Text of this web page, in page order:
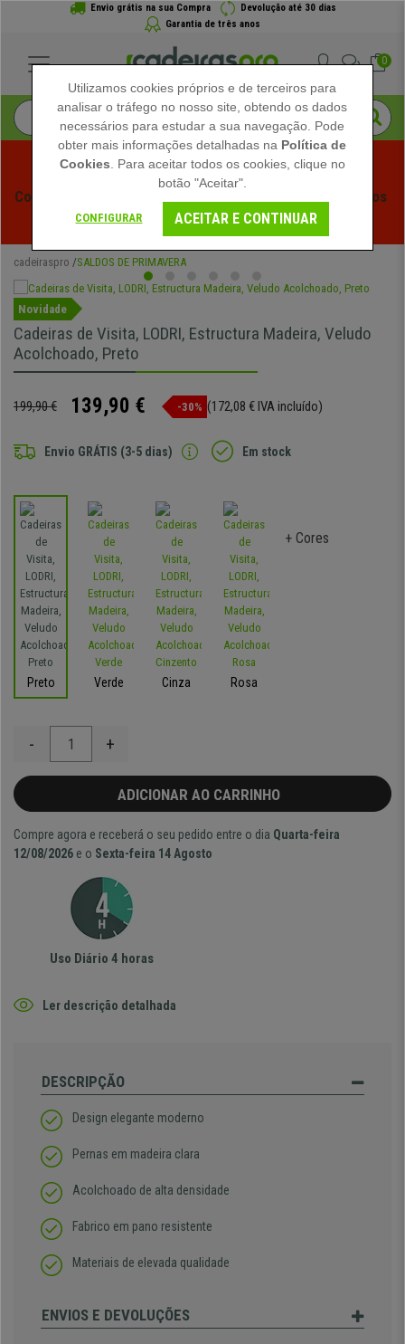
Envio grátis na sua Compra
Devolução até 30 dias
Garantia de três anos
0
Começam os Saldos de Verão em Cadeiraspro! Descontos
Exclusivos por Tempo Limitado - Ver Promoção
cadeiraspro SALDOS DE PRIMAVERA
Novidade
Cadeiras de Visita, LODRI, Estructura Madeira, Veludo
Acolchoado, Preto
199,90 € 139,90 € -30% (172,08 € IVA incluído)
Envio GRÁTIS (3-5 dias) Em stock
Preto Verde Cinza Rosa
+ Cores
- +
ADICIONAR AO CARRINHO
Compre agora e receberá o seu pedido entre o dia Quarta-feira
12/08/2026 e o Sexta-feira 14 Agosto
Uso Diário 4 horas
Ler descrição detalhada
DESCRIPÇÃO
Design elegante moderno
Pernas em madeira clara
Acolchoado de alta densidade
Fabrico em pano resistente
Materiais de elevada qualidade
ENVIOS E DEVOLUÇÕES
Utilizamos cookies próprios e de terceiros para
analisar o tráfego no nosso site, obtendo os dados
necessários para estudar a sua navegação. Pode
obter mais informações detalhadas na Política de
Cookies . Para aceitar todos os cookies, clique no
botão "Aceitar".
CONFIGURAR ACEITAR E CONTINUAR